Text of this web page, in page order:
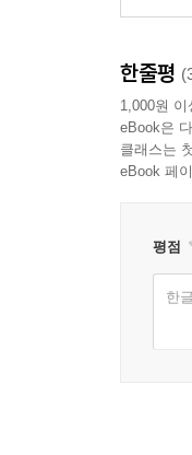
한줄평
1,000원
eBook은
클래스는
eBook 페
평점
한